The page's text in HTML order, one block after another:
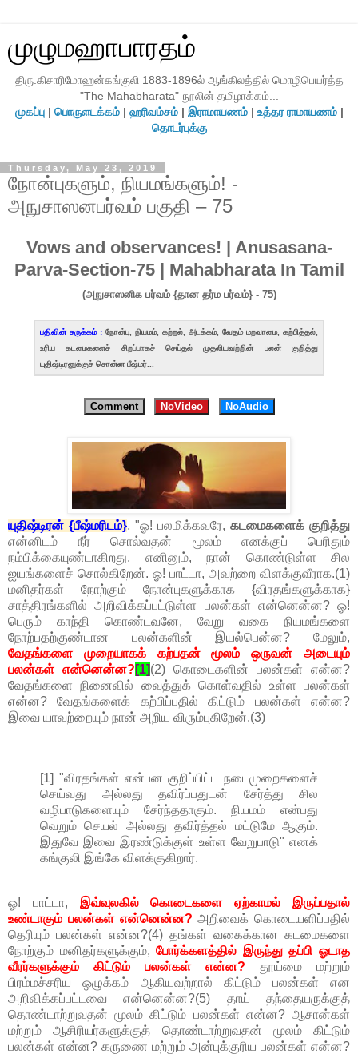
முழுமஹாபாரதம்
திரு.கிசாரிமோஹன்கங்குலி 1883-1896ல் ஆங்கிலத்தில் மொழிபெயர்த்த
"The Mahabharata" நூலின் தமிழாக்கம்...
முகப்பு| பொருளடக்கம்| ஹரிவம்சம்| இராமாயணம்| உத்தர ராமாயணம்|
தொடர்புக்கு
Thursday, May 23, 2019
நோன்புகளும், நியமங்களும்! -
அநுசாஸனபர்வம் பகுதி – 75
Vows and observances! | Anusasana-
Parva-Section-75 | Mahabharata In Tamil
(அநுசாஸனிக பர்வம் {தான தர்ம பர்வம்} - 75)
பதிவின் சுருக்கம் :நோன்பு, நியமம், கற்றல், அடக்கம், வேதம் மறவாமை, கற்பித்தல்,
உரிய கடமைகளைச் சிறப்பாகச் செய்தல் முதலியவற்றின் பலன் குறித்து
யுதிஷ்டிரனுக்குச் சொன்ன பீஷ்மர்...
Comment NoVideo NoAudio
யுதிஷ்டிரன் {பீஷ்மரிடம்}, "ஓ! பலமிக்கவரே, கடமைகளைக் குறித்து
என்னிடம் நீர் சொல்வதன் மூலம் எனக்குப் பெரிதும்
நம்பிக்கையுண்டாகிறது. எனினும், நான் கொண்டுள்ள சில
ஐயங்களைச் சொல்கிறேன். ஓ! பாட்டா, அவற்றை விளக்குவீராக.(1)
மனிதர்கள் நோற்கும் நோன்புகளுக்காக {விரதங்களுக்காக}
சாத்திரங்களில் அறிவிக்கப்பட்டுள்ள பலன்கள் என்னென்ன? ஓ!
பெரும் காந்தி கொண்டவனே, வேறு வகை நியமங்களை
நோற்பதற்குண்டான பலன்களின் இயல்பென்ன? மேலும்,
வேதங்களை முறையாகக் கற்பதன் மூலம் ஒருவன் அடையும்
பலன்கள் என்னென்ன? [1](2) கொடைகளின் பலன்கள் என்ன?
வேதங்களை நினைவில் வைத்துக் கொள்வதில் உள்ள பலன்கள்
என்ன? வேதங்களைக் கற்பிப்பதில் கிட்டும் பலன்கள் என்ன?
இவை யாவற்றையும் நான் அறிய விரும்புகிறேன்.(3)
[1] "விரதங்கள் என்பன குறிப்பிட்ட நடைமுறைகளைச்
செய்வது அல்லது தவிர்ப்பதுடன் சேர்த்து சில
வழிபாடுகளையும் சேர்ந்ததாகும். நியமம் என்பது
வெறும் செயல் அல்லது தவிர்த்தல் மட்டுமே ஆகும்.
இதுவே இவை இரண்டுக்குள் உள்ள வேறுபாடு" எனக்
கங்குலி இங்கே விளக்குகிறார்.
ஓ! பாட்டா, இவ்வுலகில் கொடைகளை ஏற்காமல் இருப்பதால்
உண்டாகும் பலன்கள் என்னென்ன? அறிவைக் கொடையளிப்பதில்
தெரியும் பலன்கள் என்ன?(4) தங்கள் வகைக்கான கடமைகளை
நோற்கும் மனிதர்களுக்கும்,போர்க்களத்தில் இருந்து தப்பி ஓடாத
வீரர்களுக்கும் கிட்டும் பலன்கள் என்ன? தூய்மை மற்றும்
பிரம்மச்சரிய ஒழுக்கம் ஆகியவற்றால் கிட்டும் பலன்கள் என
அறிவிக்கப்பட்டவை என்னென்ன?(5) தாய் தந்தையருக்குத்
தொண்டாற்றுவதன் மூலம் கிட்டும் பலன்கள் என்ன? ஆசான்கள்
மற்றும் ஆசிரியர்களுக்குத் தொண்டாற்றுவதன் மூலம் கிட்டும்
பலன்கள் என்ன? கருணை மற்றும் அன்புக்குரிய பலன்கள் என்ன?